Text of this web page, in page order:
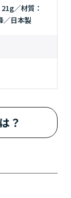
／材質：
／日本製
？